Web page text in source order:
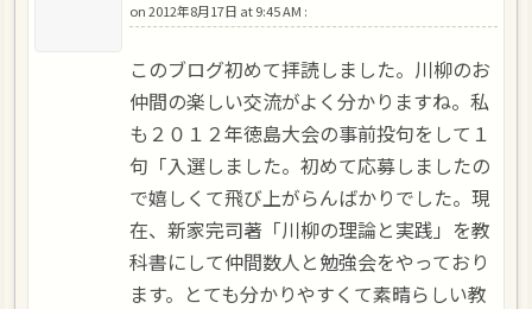
on2012年8月17日 at 9:45 AM :
このブログ初めて拝読しました。川柳のお
仲間の楽しい交流がよく分かりますね。私
も２０１２年徳島大会の事前投句をして１
句「入選しました。初めて応募しましたの
で嬉しくて飛び上がらんばかりでした。現
在、新家完司著「川柳の理論と実践」を教
科書にして仲間数人と勉強会をやっており
ます。とても分かりやすくて素晴らしい教